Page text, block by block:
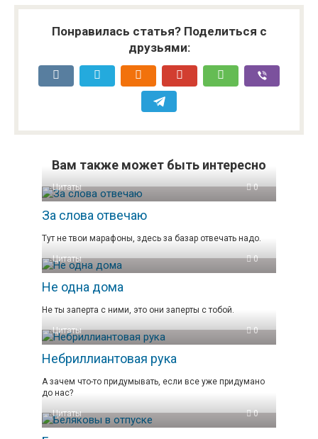
Понравилась статья? Поделиться с
друзьями:
Вам также может быть интересно
Цитаты 0
За слова отвечаю
Тут не твои марафоны, здесь за базар отвечать надо.
Цитаты 0
Не одна дома
Не ты заперта с ними, это они заперты с тобой.
Цитаты 0
Небриллиантовая рука
А зачем что-то придумывать, если все уже придумано
до нас?
Цитаты 0